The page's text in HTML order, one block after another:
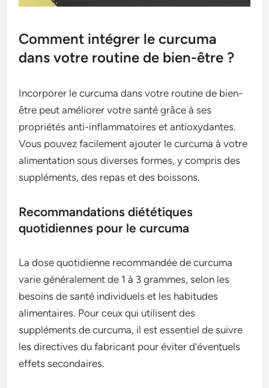
Comment intégrer le curcuma
dans votre routine de bien-être ?
Incorporer le curcuma dans votre routine de bien-
être peut améliorer votre santé grâce à ses
propriétés anti-inflammatoires et antioxydantes.
Vous pouvez facilement ajouter le curcuma à votre
alimentation sous diverses formes, y compris des
suppléments, des repas et des boissons.
Recommandations diététiques
quotidiennes pour le curcuma
La dose quotidienne recommandée de curcuma
varie généralement de 1 à 3 grammes, selon les
besoins de santé individuels et les habitudes
alimentaires. Pour ceux qui utilisent des
suppléments de curcuma, il est essentiel de suivre
les directives du fabricant pour éviter d’éventuels
effets secondaires.